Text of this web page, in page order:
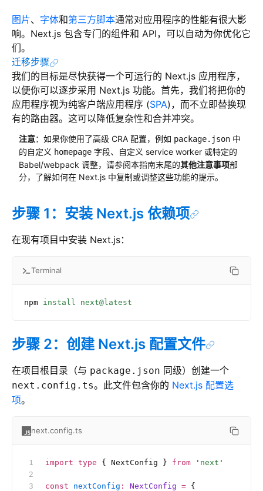
图片、 字体和第三方脚本通常对应用程序的性能有很大影
响。Next.js 包含专门的组件和 API，可以自动为你优化它
们。
迁移步骤
我们的目标是尽快获得一个可运行的 Next.js 应用程序，
以便你可以逐步采用 Next.js 功能。首先，我们将把你的
应用程序视为纯客户端应用程序 (SPA)，而不立即替换现
有的路由器。这可以降低复杂性和合并冲突。
注意：如果你使用了高级 CRA 配置，例如 package.json 中
的自定义 homepage 字段、自定义 service worker 或特定的
Babel/webpack 调整，请参阅本指南末尾的其他注意事项部
分，了解如何在 Next.js 中复制或调整这些功能的提示。
步骤 1：安装 Next.js 依赖项
在现有项目中安装 Next.js：
Terminal
npm install next@latest
步骤 2：创建 Next.js 配置文件
在项目根目录（与 package.json 同级）创建一个
next.config.ts。此文件包含你的 Next.js 配置选
项。
next.config.ts
import type { NextConfig } from ' next '
const nextConfig : NextConfig = {